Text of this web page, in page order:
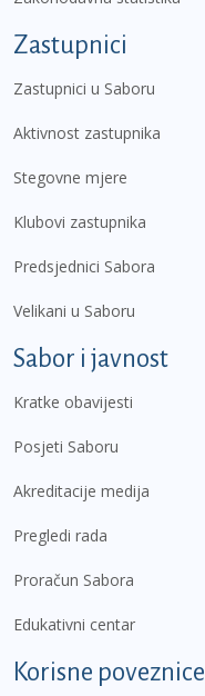
Zastupnici
Zastupnici u Saboru
Aktivnost zastupnika
Stegovne mjere
Klubovi zastupnika
Predsjednici Sabora
Velikani u Saboru
Sabor i javnost
Kratke obavijesti
Posjeti Saboru
Akreditacije medija
Pregledi rada
Proračun Sabora
Edukativni centar
Korisne poveznice